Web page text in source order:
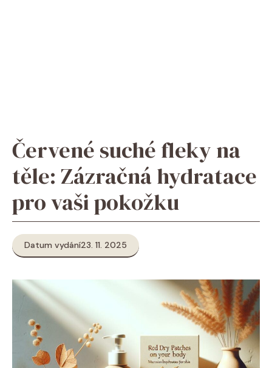
Červené suché fleky na
těle: Zázračná hydratace
pro vaši pokožku
Datum vydání23. 11. 2025